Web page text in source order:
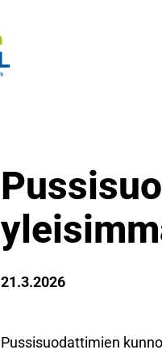
21.3.2026
Pussisuodattimien